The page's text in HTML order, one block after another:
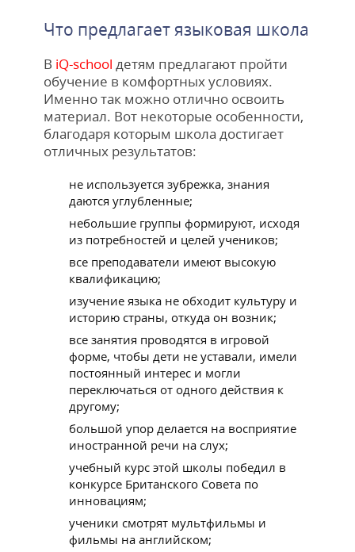
Что предлагает языковая школа
В iQ-school детям предлагают пройти
обучение в комфортных условиях.
Именно так можно отлично освоить
материал. Вот некоторые особенности,
благодаря которым школа достигает
отличных результатов:
не используется зубрежка, знания
даются углубленные;
небольшие группы формируют, исходя
из потребностей и целей учеников;
все преподаватели имеют высокую
квалификацию;
изучение языка не обходит культуру и
историю страны, откуда он возник;
все занятия проводятся в игровой
форме, чтобы дети не уставали, имели
постоянный интерес и могли
переключаться от одного действия к
другому;
большой упор делается на восприятие
иностранной речи на слух;
учебный курс этой школы победил в
конкурсе Британского Совета по
инновациям;
ученики смотрят мультфильмы и
фильмы на английском;